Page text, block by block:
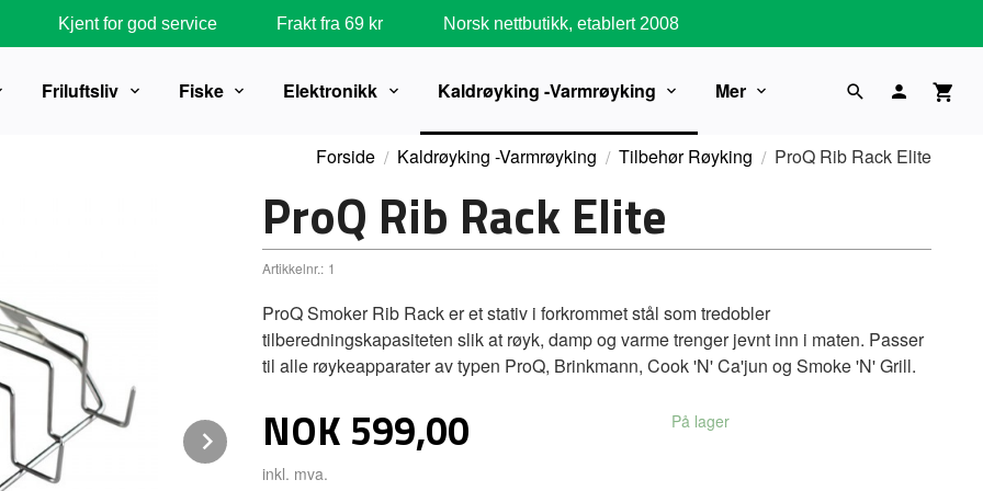
Kjent for god service Frakt fra 69 kr Norsk nettbutikk, etablert 2008
Friluftsliv Fiske Elektronikk Kaldrøyking -Varmrøyking Mer
Forside Kaldrøyking -Varmrøyking Tilbehør Røyking ProQ Rib Rack Elite
Next
ProQ Rib Rack Elite
Artikkelnr.: 1
ProQ Smoker Rib Rack er et stativ i forkrommet stål som tredobler
tilberedningskapasiteten slik at røyk, damp og varme trenger jevnt inn i maten. Passer
til alle røykeapparater av typen ProQ, Brinkmann, Cook 'N' Ca'jun og Smoke 'N' Grill.
Pris
NOK 599,00
inkl. mva.
På lager